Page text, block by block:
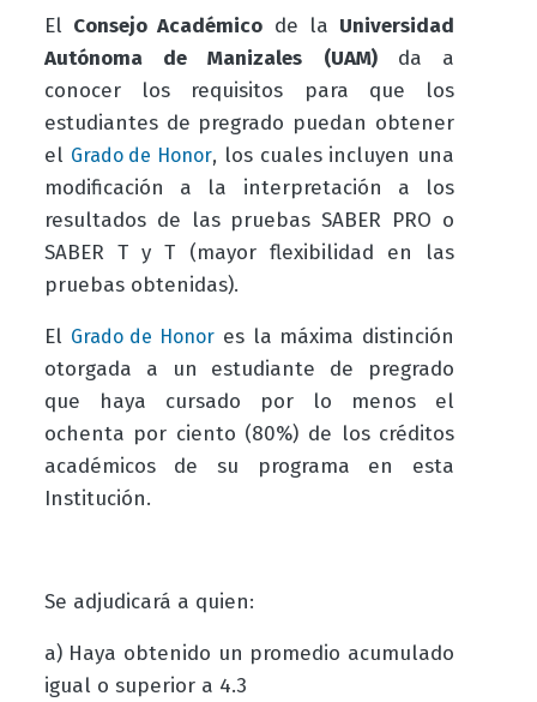
El Consejo Académico de la Universidad
Autónoma de Manizales (UAM) da
a
conocer los requisitos para que los
estudiantes de pregrado puedan obtener
el Grado de Honor, los cuales incluyen una
modificación a la interpretación a los
resultados de las pruebas SABER PRO o
SABER T y T (mayor flexibilidad en las
pruebas obtenidas).
El Grado de Honor es la máxima distinción
otorgada a un estudiante de pregrado
que haya cursado por lo menos el
ochenta por ciento (80%) de los créditos
académicos de su programa en esta
Institución.
Se adjudicará a quien:
a) Haya obtenido un promedio acumulado
igual o superior a 4.3